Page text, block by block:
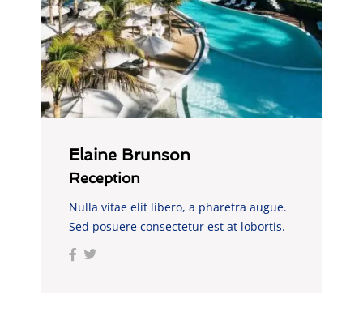
Elaine Brunson
Reception
Nulla vitae elit libero, a pharetra augue.
Sed posuere consectetur est at lobortis.